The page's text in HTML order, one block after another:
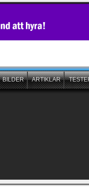
BILDER ARTIKLAR